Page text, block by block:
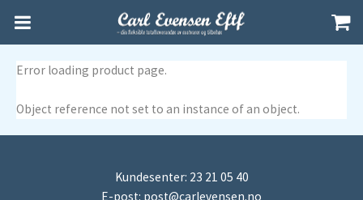
Error loading product page.
Object reference not set to an instance of an object.
Kundesenter: 23 21 05 40
E-post: post@carlevensen.no